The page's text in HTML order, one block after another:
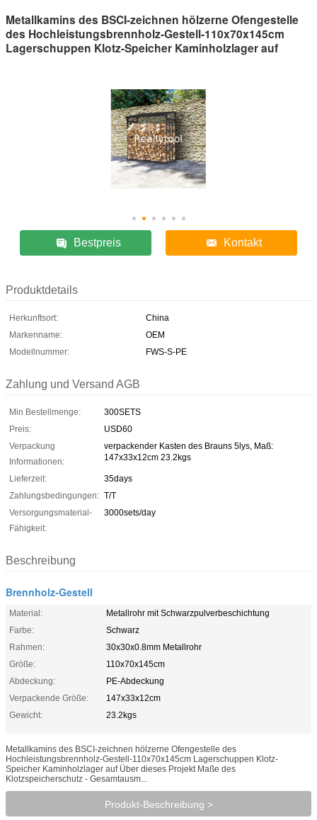
Metallkamins des BSCI-zeichnen hölzerne Ofengestelle
des Hochleistungsbrennholz-Gestell-110x70x145cm
Lagerschuppen Klotz-Speicher Kaminholzlager auf
Bestpreis Kontakt
Produktdetails
Herkunftsort:
China
Markenname:
OEM
Modellnummer:
FWS-S-PE
Zahlung und Versand AGB
Min Bestellmenge:
300SETS
Preis:
USD60
Verpackung
Informationen:
verpackender Kasten des Brauns 5lys, Maß:
147x33x12cm 23.2kgs
Lieferzeit:
35days
Zahlungsbedingungen: T/T
Versorgungsmaterial-
Fähigkeit:
3000sets/day
Beschreibung
Brennholz-Gestell
Material:
Metallrohr mit Schwarzpulverbeschichtung
Farbe:
Schwarz
Rahmen:
30x30x0.8mm Metallrohr
Größe:
110x70x145cm
Abdeckung:
PE-Abdeckung
Verpackende Größe:
147x33x12cm
Gewicht:
23.2kgs
Metallkamins des BSCI-zeichnen hölzerne Ofengestelle des
Hochleistungsbrennholz-Gestell-110x70x145cm Lagerschuppen Klotz-
Speicher Kaminholzlager auf Über dieses Projekt Maße des
Klotzspeicherschutz - Gesamtausm...
Produkt-Beschreibung >